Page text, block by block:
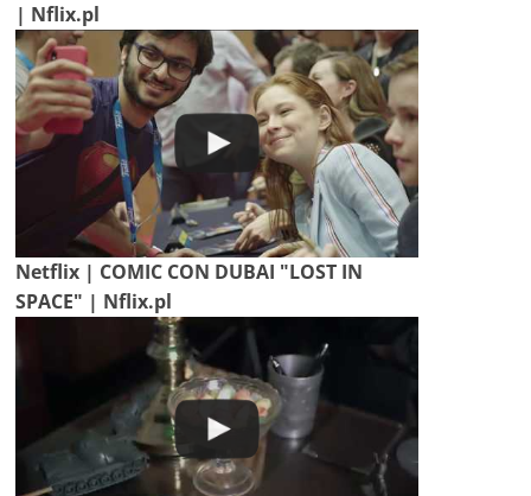
| Nflix.pl
Netflix | COMIC CON DUBAI "LOST IN
SPACE" | Nflix.pl